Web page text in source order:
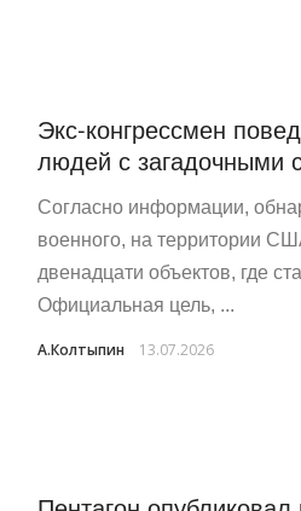
Экс-конгрессмен
людей с загадочными
Согласно информации,
военного, на территории
двенадцати объектов, где
Официальная цель, ...
А.Колтыпин 13.07.2026